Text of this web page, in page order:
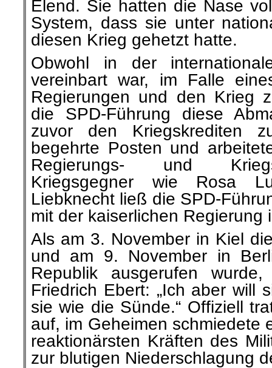
Elend. Sie hatten die Nase
System, dass sie unter
diesen Krieg gehetzt hatte.
Obwohl in der
vereinbart war, im Falle
Regierungen und den Krieg
die SPD-Führung diese
zuvor den Kriegskrediten
begehrte Posten und
Regierungs- und
Kriegsgegner wie Rosa
Liebknecht ließ die SPD-
mit der kaiserlichen Regierung
Als am 3. November in Kiel
und am 9. November in
Republik ausgerufen
Friedrich Ebert: „Ich aber will
sie wie die Sünde.“ Offiziell
auf, im Geheimen schmiedete
reaktionärsten Kräften des
zur blutigen Niederschlagung